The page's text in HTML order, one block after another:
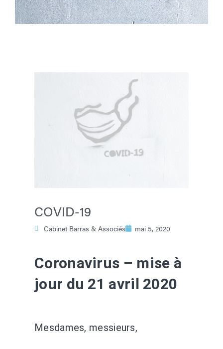
COVID-19
Cabinet Barras & Associés mai 5, 2020
Coronavirus – mise à
jour du 21 avril 2020
Mesdames, messieurs,